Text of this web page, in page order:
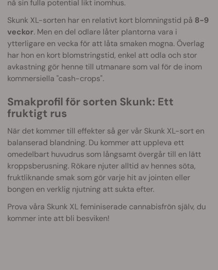
nå sin fulla potential likt inomhus.
Skunk XL-sorten har en relativt kort blomningstid på 8-9
veckor. Men en del odlare låter plantorna vara i
ytterligare en vecka för att låta smaken mogna. Överlag
har hon en kort blomstringstid, enkel att odla och stor
avkastning gör henne till utmanare som val för de inom
kommersiella "cash-crops".
Smakprofil för sorten Skunk: Ett
fruktigt rus
När det kommer till effekter så ger vår Skunk XL-sort en
balanserad blandning. Du kommer att uppleva ett
omedelbart huvudrus som långsamt övergår till en lätt
kroppsberusning. Rökare njuter alltid av hennes söta,
fruktliknande smak som gör varje hit av jointen eller
bongen en verklig njutning att sukta efter.
Prova våra Skunk XL feminiserade cannabisfrön själv, du
kommer inte att bli besviken!